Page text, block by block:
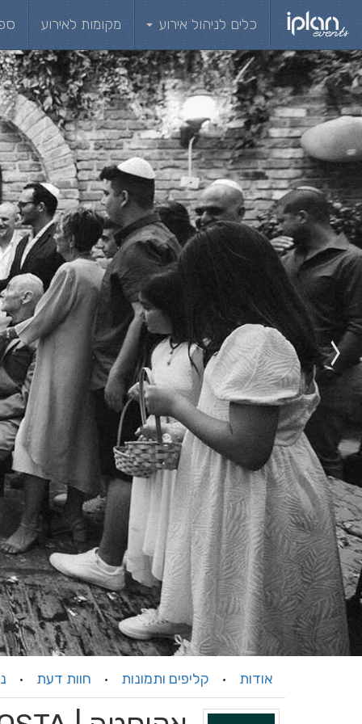
כלים לניהול אירוע מקומות לאירוע
אודות · קליפים ותמונות · חוות דעת ·